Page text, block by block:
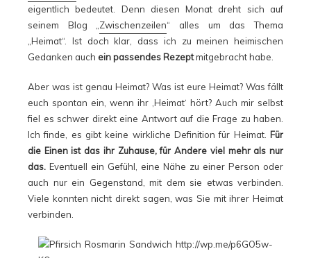
eigentlich bedeutet. Denn diesen Monat dreht sich auf
seinem Blog „Zwischenzeilen“ alles um das Thema
„Heimat“. Ist doch klar, dass ich zu meinen heimischen
Gedanken auch ein passendes Rezeptmitgebracht habe.
Aber was ist genau Heimat? Was ist eure Heimat? Was fällt
euch spontan ein, wenn ihr ‚Heimat‘ hört? Auch mir selbst
fiel es schwer direkt eine Antwort auf die Frage zu haben.
Ich finde, es gibt keine wirkliche Definition für Heimat. Für
die Einen ist das ihr Zuhause, für Andere viel mehr als nur
das. Eventuell ein Gefühl, eine Nähe zu einer Person oder
auch nur ein Gegenstand, mit dem sie etwas verbinden.
Viele konnten nicht direkt sagen, was Sie mit ihrer Heimat
verbinden.